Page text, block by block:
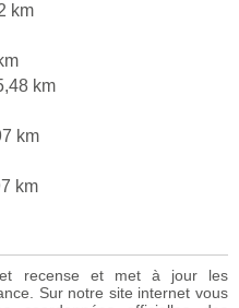
km
km
km
km
recense et met à jour les
Sur notre site internet vous